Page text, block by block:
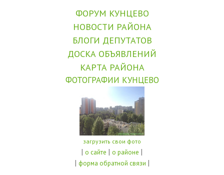
ФОРУМ КУНЦЕВО
НОВОСТИ РАЙОНА
БЛОГИ ДЕПУТАТОВ
ДОСКА ОБЪЯВЛЕНИЙ
КАРТА РАЙОНА
ФОТОГРАФИИ КУНЦЕВО
загрузить свои фото
| о сайте | о районе |
| форма обратной связи |